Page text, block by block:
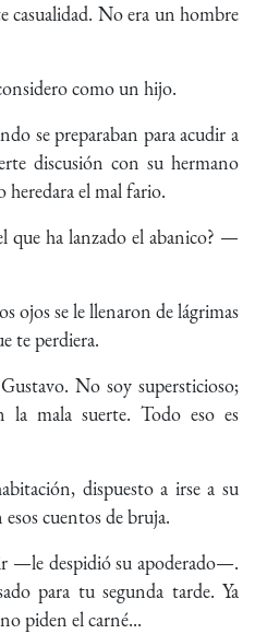
casualidad. No era un hombre
como un hijo.
se preparaban para acudir a
discusión con su hermano
heredara el mal fario.
que ha lanzado el abanico? —
se le llenaron de lágrimas
te perdiera.
No soy supersticioso;
mala suerte. Todo eso es
dispuesto a irse a su
esos cuentos de bruja.
—le despidió su apoderado—.
para tu segunda tarde. Ya
piden el carné...